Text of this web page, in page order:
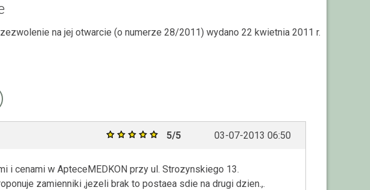
na jej otwarcie (o numerze 28/2011) wydano 22 kwietnia 2011 r.
5/5 03-07-2013 06:50
i cenami w ApteceMEDKON przy ul. Strozynskiego 13.
zamienniki ,jezeli brak to postaea sdie na drugi dzien.,.